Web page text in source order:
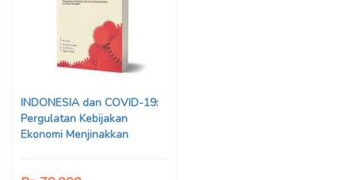
INDONESIA dan COVID-19:
Pergulatan Kebijakan
Ekonomi Menjinakkan